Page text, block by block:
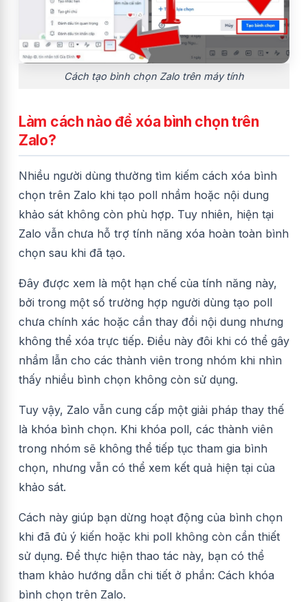
Cách tạo bình chọn Zalo trên máy tính
Làm cách nào để xóa bình chọn trên
Zalo?
Nhiều người dùng thường tìm kiếm cách xóa bình
chọn trên Zalo khi tạo poll nhầm hoặc nội dung
khảo sát không còn phù hợp. Tuy nhiên, hiện tại
Zalo vẫn chưa hỗ trợ tính năng xóa hoàn toàn bình
chọn sau khi đã tạo.
Đây được xem là một hạn chế của tính năng này,
bởi trong một số trường hợp người dùng tạo poll
chưa chính xác hoặc cần thay đổi nội dung nhưng
không thể xóa trực tiếp. Điều này đôi khi có thể gây
nhầm lẫn cho các thành viên trong nhóm khi nhìn
thấy nhiều bình chọn không còn sử dụng.
Tuy vậy, Zalo vẫn cung cấp một giải pháp thay thế
là khóa bình chọn. Khi khóa poll, các thành viên
trong nhóm sẽ không thể tiếp tục tham gia bình
chọn, nhưng vẫn có thể xem kết quả hiện tại của
khảo sát.
Cách này giúp bạn dừng hoạt động của bình chọn
khi đã đủ ý kiến hoặc khi poll không còn cần thiết
sử dụng. Để thực hiện thao tác này, bạn có thể
tham khảo hướng dẫn chi tiết ở phần: Cách khóa
bình chọn trên Zalo.